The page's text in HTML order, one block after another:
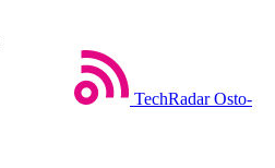
TechRadar Osto-